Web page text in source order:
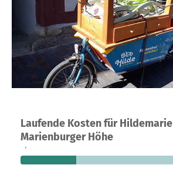
Laufende Kosten für Hildemarie |
Marienburger Höhe
Ein Projekt in Hildesheim, Deutschland
5 25 %